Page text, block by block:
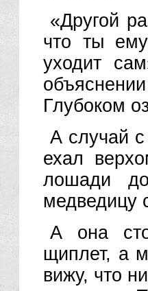
«Другой
что ты
уходит
Глубоком
А случай
ехал
лошади
медведицу
А она
щиплет, а
вижу, что